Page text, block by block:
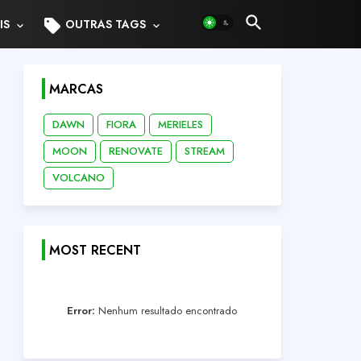
sell OUTRAS TAGS
MARCAS
DAWN FIORA
MERIELES
MOON
RENOVATE
STREAM
VOLCANO
MOST RECENT
Error: Nenhum resultado encontrado